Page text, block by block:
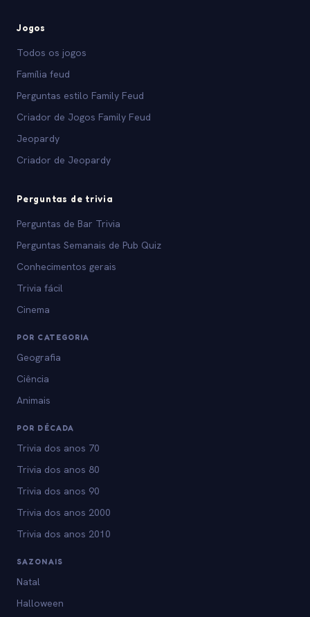
Jogos
Todos os jogos
Família feud
Perguntas estilo Family Feud
Criador de Jogos Family Feud
Jeopardy
Criador de Jeopardy
Perguntas de trivia
Perguntas de Bar Trivia
Perguntas Semanais de Pub Quiz
Conhecimentos gerais
Trivia fácil
Cinema
POR CATEGORIA
Geografia
Ciência
Animais
POR DÉCADA
Trivia dos anos 70
Trivia dos anos 80
Trivia dos anos 90
Trivia dos anos 2000
Trivia dos anos 2010
SAZONAIS
Natal
Halloween